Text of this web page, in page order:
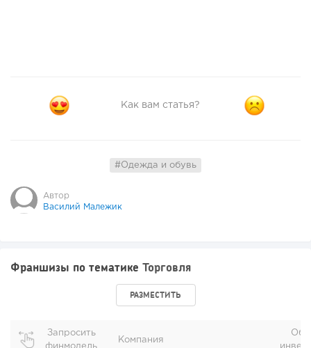
Как вам статья?
#Одежда и обувь
Автор
Василий Малежик
Франшизы по тематике Торговля
РАЗМЕСТИТЬ
Запросить
финмодель
Компания